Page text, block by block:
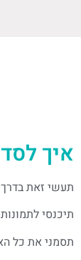
איך
תעשי זאת
תיכנסי לתמונות
תסמני את כל